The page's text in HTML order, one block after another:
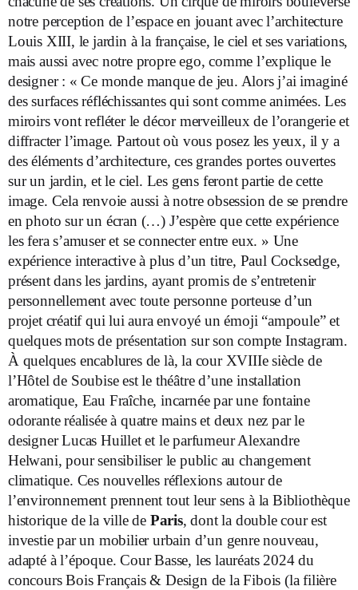
notre perception de l’espace en jouant avec l’architecture
Louis XIII, le jardin à la française, le ciel et ses variations,
mais aussi avec notre propre ego, comme l’explique le
designer : « Ce monde manque de jeu. Alors j’ai imaginé
des surfaces réfléchissantes qui sont comme animées. Les
miroirs vont refléter le décor merveilleux de l’orangerie et
diffracter l’image. Partout où vous posez les yeux, il y a
des éléments d’architecture, ces grandes portes ouvertes
sur un jardin, et le ciel. Les gens feront partie de cette
image. Cela renvoie aussi à notre obsession de se prendre
en photo sur un écran (…) J’espère que cette expérience
les fera s’amuser et se connecter entre eux. » Une
expérience interactive à plus d’un titre, Paul Cocksedge,
présent dans les jardins, ayant promis de s’entretenir
personnellement avec toute personne porteuse d’un
projet créatif qui lui aura envoyé un émoji “ampoule” et
quelques mots de présentation sur son compte Instagram.
À quelques encablures de là, la cour XVIIIesiècle de
l’Hôtel de Soubise est le théâtre d’une installation
aromatique, Eau Fraîche, incarnée par une fontaine
odorante réalisée à quatre mains et deux nez par le
designer Lucas Huillet et le parfumeur Alexandre
Helwani, pour sensibiliser le public au changement
climatique. Ces nouvelles réflexions autour de
l’environnement prennent tout leur sens à la Bibliothèque
historique de la ville de Paris, dont la double cour est
investie par un mobilier urbain d’un genre nouveau,
adapté à l’époque. Cour Basse, les lauréats 2024 du
concours Bois Français & Design de la Fibois (la filière